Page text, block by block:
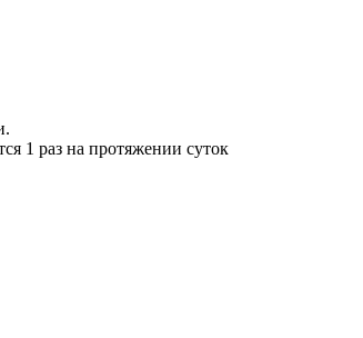
1 раз на протяжении суток